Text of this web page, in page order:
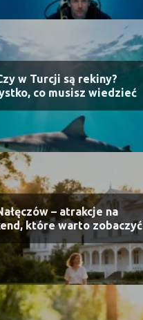
w Turcji są rekiny?
co musisz wiedzieć
– atrakcje na
które warto zobaczyć